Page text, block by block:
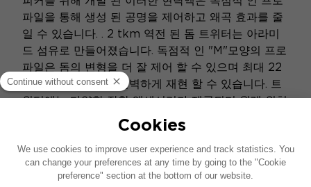
파일을 통해 생성 된 공명을 제어하고 왜곡 효과를 줄
일 수 있습니다. . 2 tkm 역전 된 돔 트위터는 아라미
드 섬유로 만들어졌습니다. 독점적 인 "M"모양의 프로
파일은 돔의 변형을 더 잘 제어 할 수 있으며 최대 22
kHz의 고주파수를 완벽하게 재현 할 수 있습니다. 트
위터에는 다양한 장착 액세서리가 제공되며 원래 위치
에 각도 또는 플러시 마운트에 설치할 수 있습니다. 키
트에는 알루미늄 및 메쉬 그릴이 제공됩니다.